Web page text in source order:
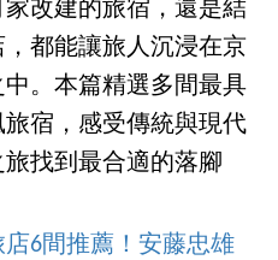
改建的旅宿，還是結
都能讓旅人沉浸在京
。本篇精選多間最具
宿，感受傳統與現代
找到最合適的落腳
6間推薦！安藤忠雄